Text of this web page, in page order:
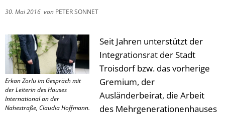
30. Mai 2016 von PETER SONNET
Erkan Zorlu im Gespräch mit
der Leiterin des Hauses
International an der
Nahestraße, Claudia Hoffmann.
Seit Jahren unterstützt der
Integrationsrat der Stadt
Troisdorf bzw. das vorherige
Gremium, der
Ausländerbeirat, die Arbeit
des Mehrgenerationenhauses